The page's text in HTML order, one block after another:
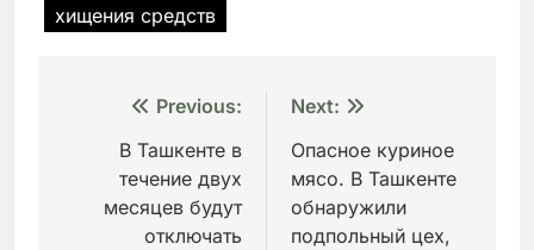
хищения средств
Навигация
записям
Previous:
В Ташкенте в
течение двух
месяцев будут
отключать
Next:
Опасное куриное
мясо. В Ташкенте
обнаружили
подпольный цех,